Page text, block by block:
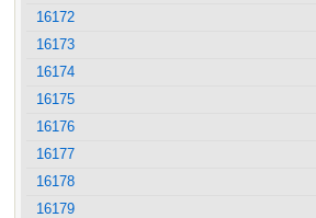
16172
16173
16174
16175
16176
16177
16178
16179